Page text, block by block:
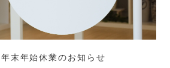
末年始休業のお知らせ